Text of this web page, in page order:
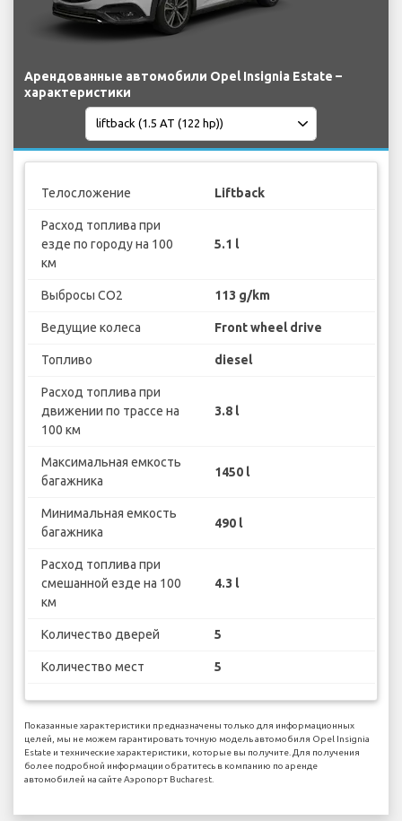
Арендованные автомобили Opel Insignia Estate –
характеристики
Телосложение Liftback
Расход топлива при
езде по городу на 100
км
5.1 l
Выбросы CO2 113 g/km
Ведущие колеса Front wheel drive
Топливо diesel
Расход топлива при
движении по трассе на
100 км
3.8 l
Максимальная емкость
багажника
1450 l
Минимальная емкость
багажника
490 l
Расход топлива при
смешанной езде на 100
км
4.3 l
Количество дверей 5
Количество мест 5
Показанные характеристики предназначены только для информационных
целей, мы не можем гарантировать точную модель автомобиля Opel Insignia
Estate и технические характеристики, которые вы получите. Для получения
более подробной информации обратитесь в компанию по аренде
автомобилей на сайте Аэропорт Bucharest.